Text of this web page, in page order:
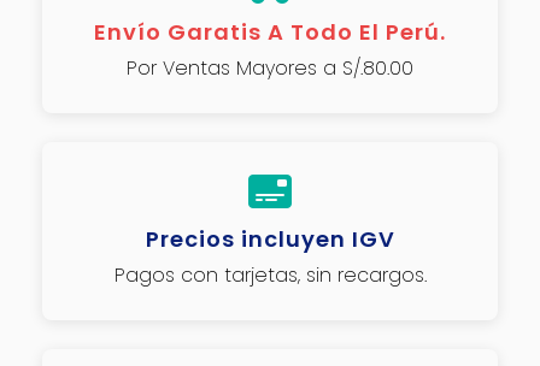
Envío Garatis A Todo El Perú.
Por Ventas Mayores a S/.80.00
Precios incluyen IGV
Pagos con tarjetas, sin recargos.